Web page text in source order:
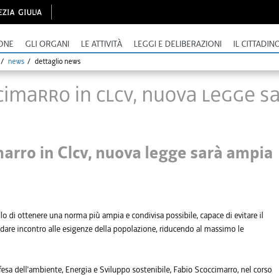
GLI ORGANI LE ATTIVITÀ LEGGI E DELIBERAZIONI IL
news dettaglio news
in Clcv, nuova legge
in Clcv, nuova legge sarà ampia
di ottenere una norma più ampia e condivisa possibile, capace di evitare il
incontro alle esigenze della popolazione, riducendo al massimo le
dell'ambiente, Energia e Sviluppo sostenibile, Fabio Scoccimarro, nel corso